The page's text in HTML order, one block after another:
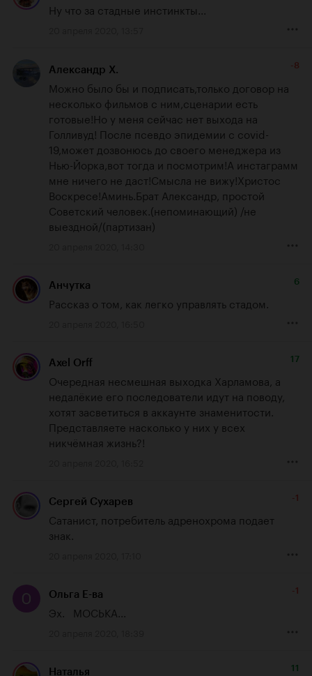
Ну что за стадные инстинкты...
Александр Х. -8
Можно было бы и подписать,только договор на
несколько фильмов с ним,сценарии есть
готовые!Но у меня сейчас нет выхода на
Голливуд! После псевдо эпидемии с covid-
19,может дозвонюсь до своего менеджера из
Нью-Йорка,вот тогда и посмотрим!А инстаграмм
мне ничего не даст!Смысла не вижу!Христос
Воскресе!Аминь.Брат Александр, простой
Советский человек.(непоминающий) /не
выездной/(партизан)
Анчутка 6
Рассказ о том, как легко управлять стадом.
Axel Orff 17
Очередная несмешная выходка Харламова, а
недалёкие его последователи идут на поводу,
хотят засветиться в аккаунте знаменитости.
Представляете насколько у них у всех
никчёмная жизнь?!
Сергей Сухарев -1
Сатанист, потребитель адренохрома подает
знак.
Ольга Е-ва -1
Эх.   МОСЬКА...
Наталья 11